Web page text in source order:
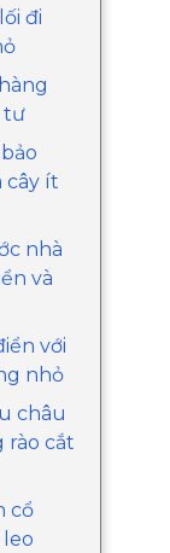
đi
tư
cây ít
nhà
và
với
nhỏ
châu
rào cắt
cổ
leo